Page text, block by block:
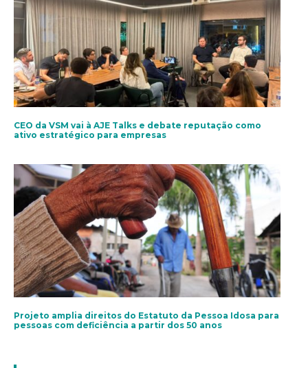
CEO da VSM vai à AJE Talks e debate reputação como
ativo estratégico para empresas
Projeto amplia direitos do Estatuto da Pessoa Idosa para
pessoas com deficiência a partir dos 50 anos